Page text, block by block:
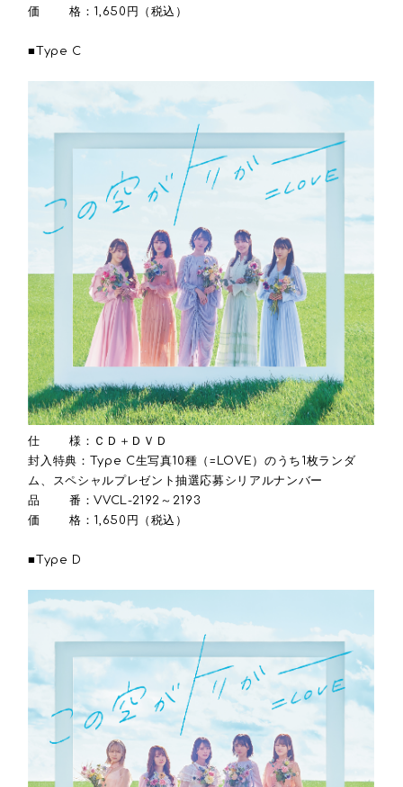
価 格：1,650円（税込）
■Type C
仕 様：ＣＤ＋ＤＶＤ
封入特典：Type C生写真10種（=LOVE）のうち1枚ランダ
ム、スペシャルプレゼント抽選応募シリアルナンバー
品 番：VVCL-2192～2193
価 格：1,650円（税込）
■Type D